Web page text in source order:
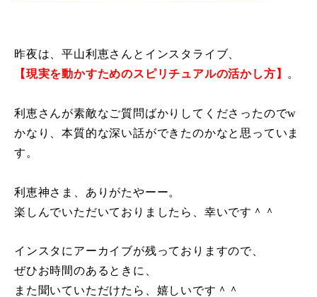
昨夜は、平山利恵さんとインスタライブ、
【現実を動かすためのスピリチュアルの活かし方】 。
利恵さんが素敵なご質問ばかりしてくださったのでw
かなり、本質的な深い話ができたのかなと思っていま
す。
利恵神さま、ありがたやーー。
楽しんでいただいておりましたら、幸いです＾＾
インスタにアーカイブが残っておりますので、
ぜひお時間のあるときに、
また聞いていただけたら、嬉しいです＾＾